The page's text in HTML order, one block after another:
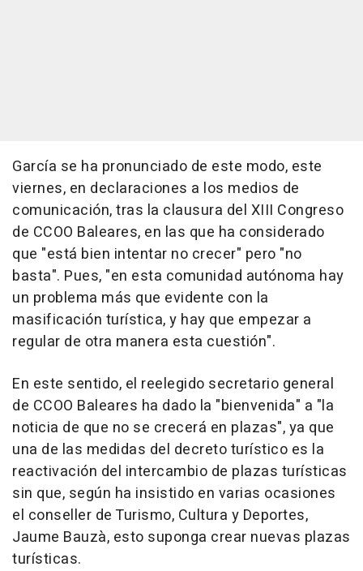
García se ha pronunciado de este modo, este
viernes, en declaraciones a los medios de
comunicación, tras la clausura del XIII Congreso
de CCOO Baleares, en las que ha considerado
que "está bien intentar no crecer" pero "no
basta". Pues, "en esta comunidad autónoma hay
un problema más que evidente con la
masificación turística, y hay que empezar a
regular de otra manera esta cuestión".
En este sentido, el reelegido secretario general
de CCOO Baleares ha dado la "bienvenida" a "la
noticia de que no se crecerá en plazas", ya que
una de las medidas del decreto turístico es la
reactivación del intercambio de plazas turísticas
sin que, según ha insistido en varias ocasiones
el conseller de Turismo, Cultura y Deportes,
Jaume Bauzà, esto suponga crear nuevas plazas
turísticas.